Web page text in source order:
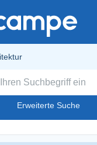
Erweiterte Suche